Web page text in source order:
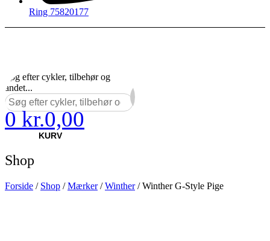
Ring 75820177
Søg efter cykler, tilbehør og
andet...
×
0 kr.0,00
KURV
Shop
Forside / Shop /Mærker/Winther/ Winther G-Style Pige